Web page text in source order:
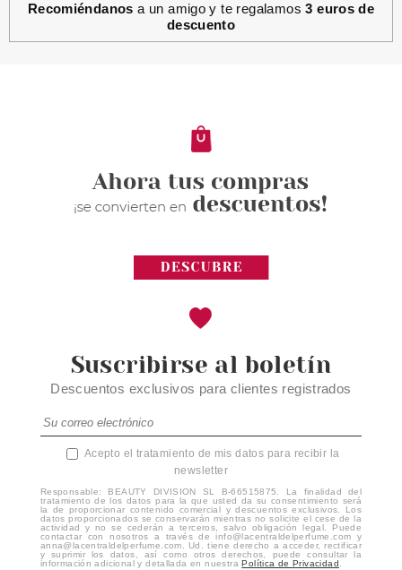
Recomiéndanos a un amigo y te regalamos3 euros de
descuento
Suscribirse al boletín
Descuentos exclusivos para clientes registrados
Acepto el tratamiento de mis datos para recibir la
newsletter
Responsable: BEAUTY DIVISION SL B-66515875. La finalidad del
tratamiento de los datos para la que usted da su consentimiento será
la de proporcionar contenido comercial y descuentos exclusivos. Los
datos proporcionados se conservarán mientras no solicite el cese de la
actividad y no se cederán a terceros, salvo obligación legal. Puede
contactar con nosotros a través de info@lacentraldelperfume.com y
anna@lacentraldelperfume.com. Ud. tiene derecho a acceder, rectificar
y suprimir los datos, así como otros derechos, puede consultar la
información adicional y detallada en nuestraPolítica de Privacidad